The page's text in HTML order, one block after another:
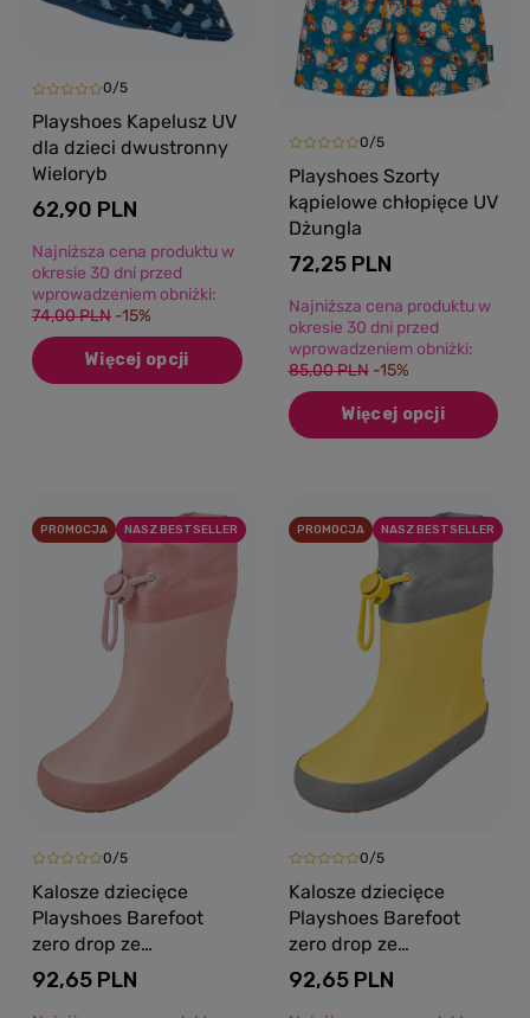
0/5
Playshoes Kapelusz UV
dla dzieci dwustronny
Wieloryb
62,90 PLN
Najniższa cena produktu w
okresie 30 dni przed
wprowadzeniem obniżki:
74,00 PLN -15%
Więcej opcji
0/5
Playshoes Szorty
kąpielowe chłopięce UV
Dżungla
72,25 PLN
Najniższa cena produktu w
okresie 30 dni przed
wprowadzeniem obniżki:
85,00 PLN -15%
Więcej opcji
PROMOCJA NASZ BESTSELLER
0/5
Kalosze dziecięce
Playshoes Barefoot
zero drop ze
ściągaczem różowy
92,65 PLN
PROMOCJA NASZ BESTSELLER
0/5
Kalosze dziecięce
Playshoes Barefoot
zero drop ze
ściągaczem żółty
92,65 PLN